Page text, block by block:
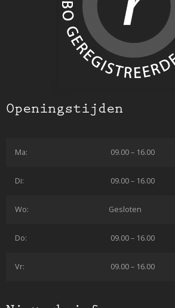
Openingstijden
Ma: 09.00 – 16.00
Di: 09.00 – 16.00
Wo: Gesloten
Do: 09.00 – 16.00
Vr: 09.00 – 16.00